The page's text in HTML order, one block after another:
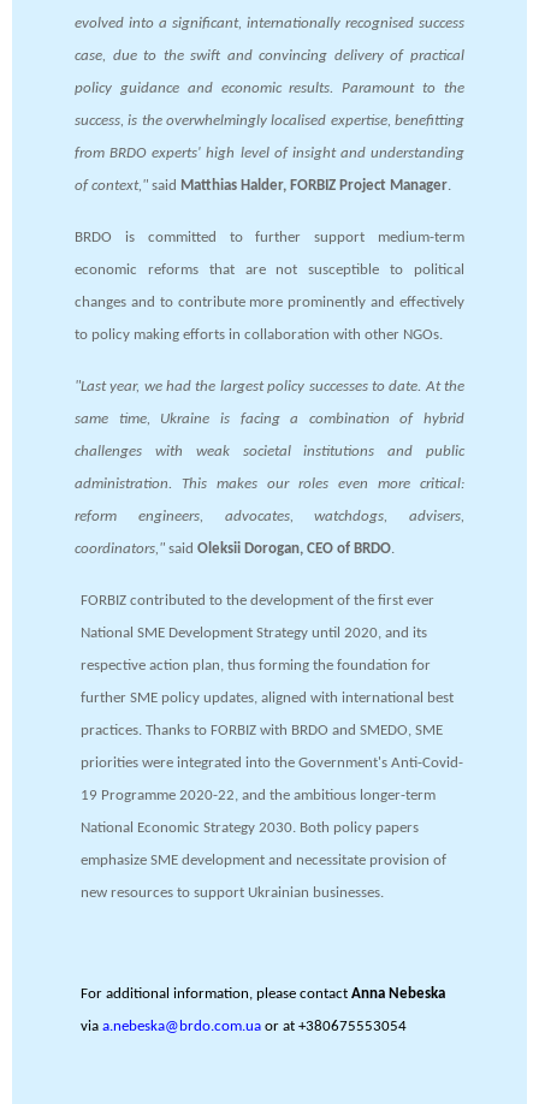
evolved into a significant, internationally recognised success
case, due to the swift and convincing delivery of practical
policy guidance and economic results. Paramount to the
success, is the overwhelmingly localised expertise, benefitting
from BRDO experts' high level of insight and understanding
of context," said Matthias Halder, FORBIZ Project Manager.
BRDO is committed to further support medium-term
economic reforms that are not susceptible to political
changes and to contribute more prominently and effectively
to policy making efforts in collaboration with other NGOs.
"Last year, we had the largest policy successes to date. At the
same time, Ukraine is facing a combination of hybrid
challenges with weak societal institutions and public
administration. This makes our roles even more critical:
reform engineers, advocates, watchdogs, advisers,
coordinators," said Oleksii Dorogan, CEO of BRDO.
FORBIZ contributed to the development of the first ever
National SME Development Strategy until 2020, and its
respective action plan, thus forming the foundation for
further SME policy updates, aligned with international best
practices. Thanks to FORBIZ with BRDO and SMEDO, SME
priorities were integrated into the Government's Anti-Covid-
19 Programme 2020-22, and the ambitious longer-term
National Economic Strategy 2030. Both policy papers
emphasize SME development and necessitate provision of
new resources to support Ukrainian businesses.
For additional information, please contact Anna Nebeska
via a.nebeska@brdo.com.ua or at +380675553054